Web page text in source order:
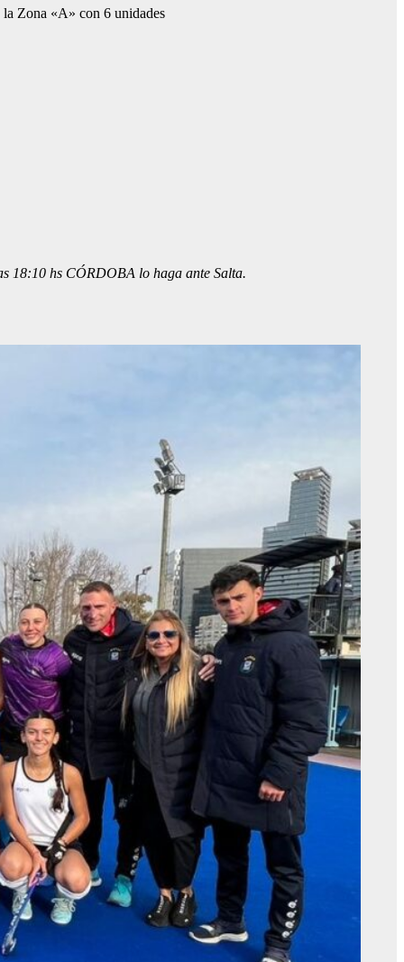
Zona «A» con 6 unidades
18:10 hs CÓRDOBA lo haga ante Salta.